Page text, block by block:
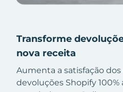
Transforme
nova receita
Aumenta a satisfação
devoluções Shopify